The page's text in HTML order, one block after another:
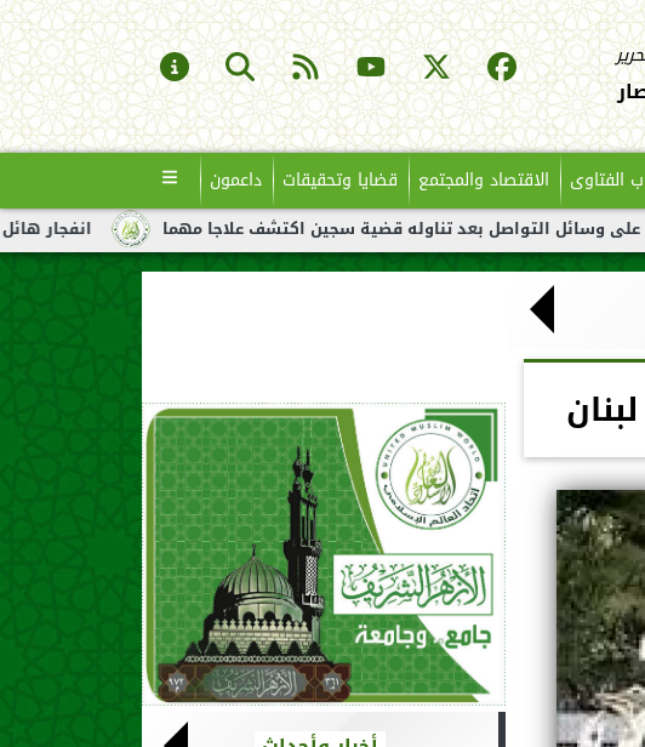
الفتاوى الاقتصاد والمجتمع قضايا وتحقيقات داعمون
انفجار هائل لناقلة نفط بعد تناوله قضية سجين اكتشف علاجا مهما